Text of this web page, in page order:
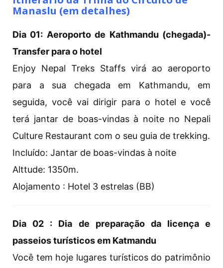
Manaslu (em detalhes)
Dia 01: Aeroporto de Kathmandu (chegada)-
Transfer para o hotel
Enjoy Nepal Treks Staffs virá ao aeroporto
para a sua chegada em Kathmandu, em
seguida, você vai dirigir para o hotel e você
terá jantar de boas-vindas à noite no Nepali
Culture Restaurant com o seu guia de trekking.
Incluído: Jantar de boas-vindas à noite
Alttude: 1350m.
Alojamento : Hotel 3 estrelas (BB)
Dia 02 : Dia de preparação da licença e
passeios turísticos em Katmandu
Você tem hoje lugares turísticos do patrimônio